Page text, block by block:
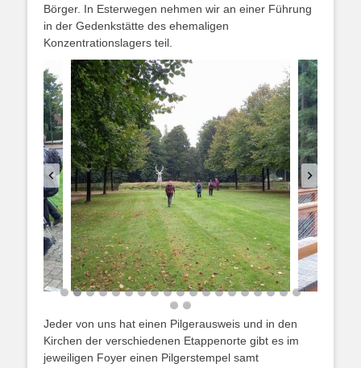
Börger. In Esterwegen nehmen wir an einer Führung
in der Gedenkstätte des ehemaligen
Konzentrationslagers teil.
Jeder von uns hat einen Pilgerausweis und in den
Kirchen der verschiedenen Etappenorte gibt es im
jeweiligen Foyer einen Pilgerstempel samt